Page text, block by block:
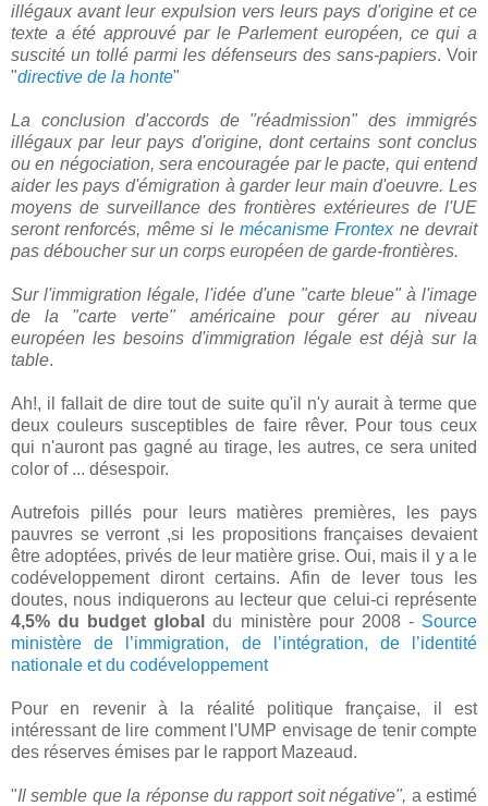
illégaux avant leur expulsion vers leurs pays d'origine et ce
texte a été approuvé par le Parlement européen, ce qui a
suscité un tollé parmi les défenseurs des sans-papiers. Voir
"directive de la honte"
La conclusion d'accords de "réadmission" des immigrés
illégaux par leur pays d'origine, dont certains sont conclus
ou en négociation, sera encouragée par le pacte, qui entend
aider les pays d'émigration à garder leur main d'oeuvre. Les
moyens de surveillance des frontières extérieures de l'UE
seront renforcés, même si le mécanisme Frontexne devrait
pas déboucher sur un corps européen de garde-frontières.
Sur l'immigration légale, l'idée d'une "carte bleue" à l'image
de la "carte verte" américaine pour gérer au niveau
européen les besoins d'immigration légale est déjà sur la
table.
Ah!, il fallait de dire tout de suite qu'il n'y aurait à terme que
deux couleurs susceptibles de faire rêver. Pour tous ceux
qui n'auront pas gagné au tirage, les autres, ce sera united
color of ... désespoir.
Autrefois pillés pour leurs matières premières, les pays
pauvres se verront ,si les propositions françaises devaient
être adoptées, privés de leur matière grise. Oui, mais il y a le
codéveloppement diront certains. Afin de lever tous les
doutes, nous indiquerons au lecteur que celui-ci représente
4,5% du budget global
du ministère pour 2008 - Source
ministère de l’immigration, de l’intégration, de l’identité
nationale et du codéveloppement
Pour en revenir à la réalité politique française, il est
intéressant de lire comment l'UMP envisage de tenir compte
des réserves émises par le rapport Mazeaud.
"Il semble que la réponse du rapport soit négative", a estimé